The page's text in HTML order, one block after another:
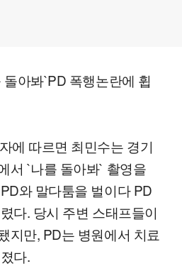
아봐`PD 폭행논란에 휩
에 따르면 최민수는 경기
서 `나를 돌아봐` 촬영을
와 말다툼을 벌이다 PD
다. 당시 주변 스태프들이
지만, PD는 병원에서 치료
다.